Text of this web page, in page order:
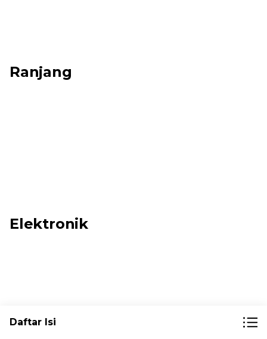
Ranjang
Elektronik
Daftar Isi